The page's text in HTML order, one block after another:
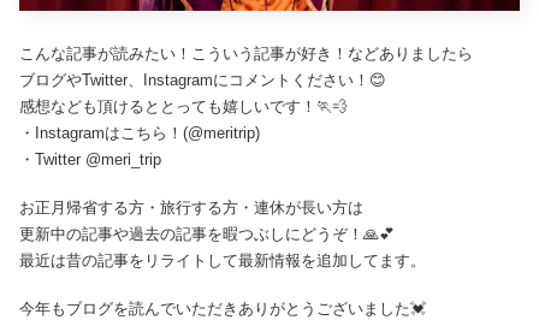
こんな記事が読みたい！こういう記事が好き！などありましたら
ブログやTwitter、Instagramにコメントください！😊
感想なども頂けるととっても嬉しいです！🏃💨
・Instagramはこちら！(@meritrip)
・Twitter @meri_trip
お正月帰省する方・旅行する方・連休が長い方は
更新中の記事や過去の記事を暇つぶしにどうぞ！🙏💕
最近は昔の記事をリライトして最新情報を追加してます。
今年もブログを読んでいただきありがとうございました💓